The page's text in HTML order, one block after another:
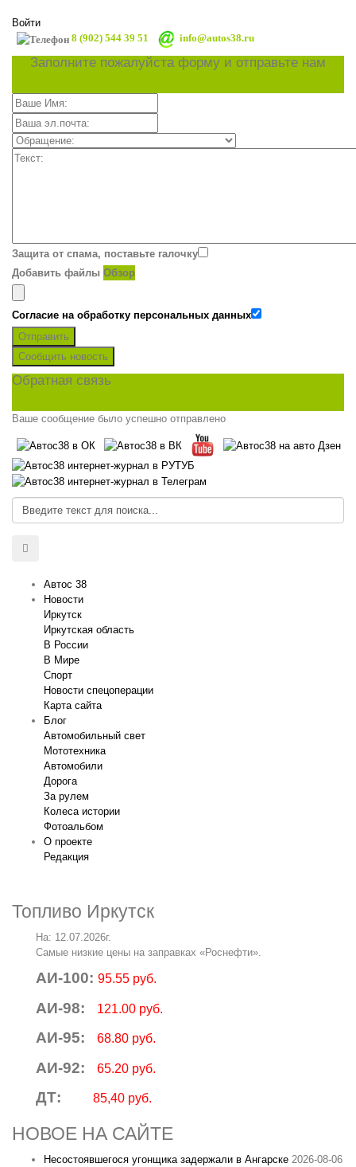
Войти
8 (902) 544 39 51
info@autos38.ru
Заполните пожалуйста форму и отправьте нам
Защита от спама, поставьте галочку
Добавить файлы Обзор
Согласие на обработку персональных данных
Отправить
Сообщить новость
Обратная связь
Ваше сообщение было успешно отправлено
Автос 38
Новости
Иркутск
Иркутская область
В России
В Мире
Спорт
Новости спецоперации
Карта сайта
Блог
Автомобильный свет
Мототехника
Автомобили
Дорога
За рулем
Колеса истории
Фотоальбом
О проекте
Редакция
Топливо Иркутск
На: 12.07.2026г.
Самые низкие цены на заправках «Роснефти».
АИ-100: 95.55 руб.
АИ-98: 121.00 руб.
АИ-95: 68.80 руб.
АИ-92: 65.20 руб.
ДТ: 85,40 руб.
НОВОЕ НА САЙТЕ
Несостоявшегося угонщика задержали в Ангарске 2026-08-06